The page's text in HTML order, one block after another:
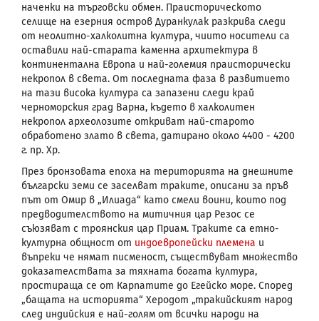
наченки на търговски обмен. Праисторическото
селище на езерния остров Дуранкулак разкрива следи
от неолитно-халколитна култура, чиито носители са
оставили най-старата каменна архитектура в
континентална Европа и най-големия праисторически
некропол в света. От последната фаза в развитието
на тази висока култура са запазени следи край
черноморския град Варна, където в халколитен
некропол археолозите откриват най-старото
обработено злато в света, датирано около 4400 - 4200
г. пр. Хр.
През бронзовата епоха на територията на днешните
български земи се заселват траките, описани за пръв
път от Омир в „Илиада“ като смели воини, които под
предводителството на митичния цар Резос се
съюзяват с троянския цар Приам. Траките са етно-
културна общност от индоевропейски племена и
въпреки че нямат писменост, съществуват множество
доказателствата за тяхната богата култура,
простираща се от Карпатите до Егейско море. Според
„бащата на историята“ Херодот „тракийският народ
след индийския е най-голям от всички народи на